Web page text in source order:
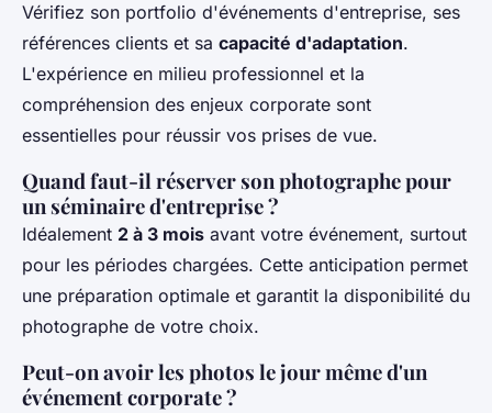
Vérifiez son portfolio d'événements d'entreprise, ses
références clients et sa capacité d'adaptation.
L'expérience en milieu professionnel et la
compréhension des enjeux corporate sont
essentielles pour réussir vos prises de vue.
Quand faut-il réserver son photographe pour
un séminaire d'entreprise ?
Idéalement 2 à 3 mois avant votre événement, surtout
pour les périodes chargées. Cette anticipation permet
une préparation optimale et garantit la disponibilité du
photographe de votre choix.
Peut-on avoir les photos le jour même d'un
événement corporate ?